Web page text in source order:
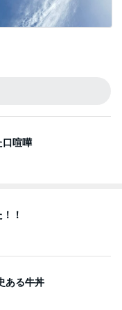
口喧嘩
！
ある牛丼